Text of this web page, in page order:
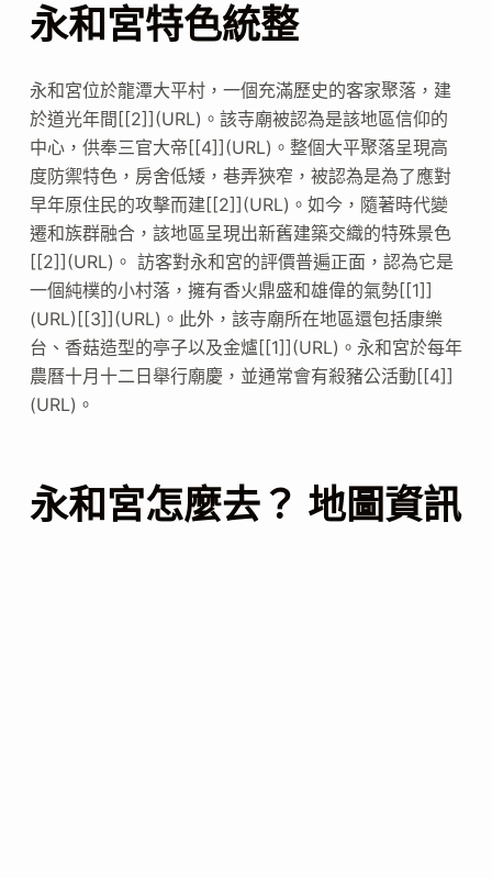
永和宮特色統整
永和宮位於龍潭大平村，一個充滿歷史的客家聚落，建
於道光年間[[2]](URL)。該寺廟被認為是該地區信仰的
中心，供奉三官大帝[[4]](URL)。整個大平聚落呈現高
度防禦特色，房舍低矮，巷弄狹窄，被認為是為了應對
早年原住民的攻擊而建[[2]](URL)。如今，隨著時代變
遷和族群融合，該地區呈現出新舊建築交織的特殊景色
[[2]](URL)。 訪客對永和宮的評價普遍正面，認為它是
一個純樸的小村落，擁有香火鼎盛和雄偉的氣勢[[1]]
(URL)[[3]](URL)。此外，該寺廟所在地區還包括康樂
台、香菇造型的亭子以及金爐[[1]](URL)。永和宮於每年
農曆十月十二日舉行廟慶，並通常會有殺豬公活動[[4]]
(URL)。
永和宮怎麼去？ 地圖資訊